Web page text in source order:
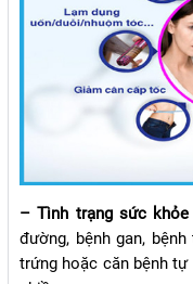
– Tình trạng sức
đường, bệnh gan,
trứng hoặc căn bệnh